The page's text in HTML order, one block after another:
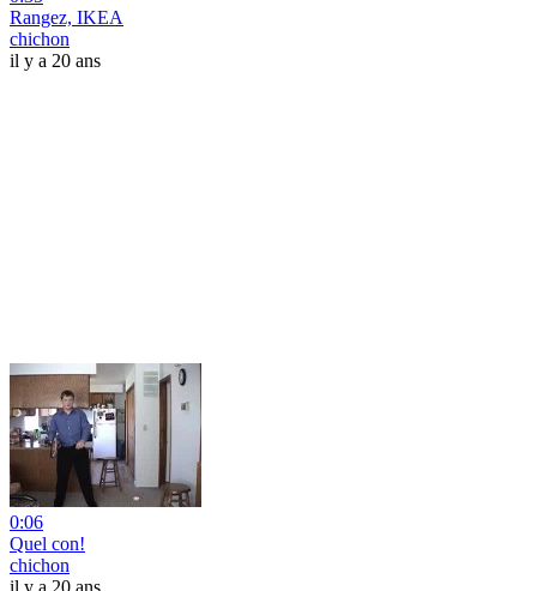
Rangez, IKEA
chichon
il y a 20 ans
0:06
Quel con!
chichon